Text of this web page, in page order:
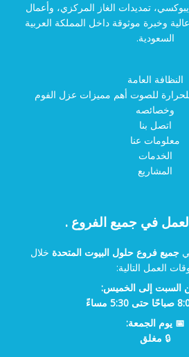
تمديدات الغاز المركزي، وأعمال
وخبرة موثوقة داخل المملكة العربية
السعودية.
النظافة العامة
للصوت أهم مميزات عزل الفوم
وخصائصه
اتصل بنا
معلومات عنا
الخدمات
المشاريع
في جميع الفروع .
جميع فروع حلول البيوت المتحدة خلال
العمل التالية:
السبت إلى الخميس:
📅 يوم الجمعة:
🔒 مغلق